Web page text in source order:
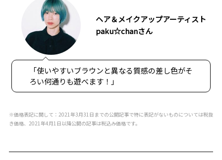
ヘア＆メイクアップアーティスト
paku☆chanさん
「使いやすいブラウンと異なる質感の差し色がそ
ろい何通りも遊べます！」
※価格表記に関して：2021年3月31日までの公開記事で特に表記がないものについては税抜
き価格、2021年4月1日以降公開の記事は税込み価格です。